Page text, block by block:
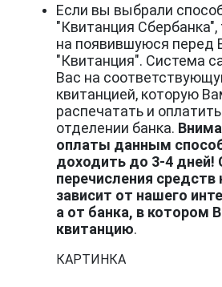
Если вы выбрали
"Квитанция
на появившуюся перед
"Квитанция". Система
Вас на
квитанцией, которую
распечатать и
отделении банка.
оплаты данным
доходить до 3-4 дней!
перечисления средств
зависит от нашего
а от банка, в котором
квитанцию.
КАРТИНКА